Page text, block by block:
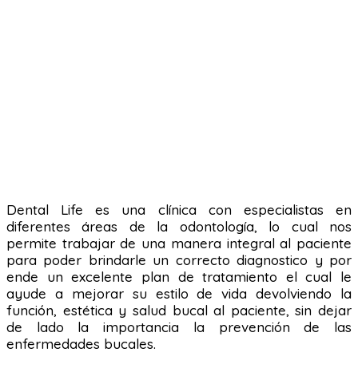
Dental Life es una clínica con especialistas en
diferentes áreas de la odontología, lo cual nos
permite trabajar de una manera integral al paciente
para poder brindarle un correcto diagnostico y por
ende un excelente plan de tratamiento el cual le
ayude a mejorar su estilo de vida devolviendo la
función, estética y salud bucal al paciente, sin dejar
de lado la importancia la prevención de las
enfermedades bucales.